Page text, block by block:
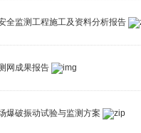
全监测工程施工及资料分析报告
网成果报告
爆破振动试验与监测方案